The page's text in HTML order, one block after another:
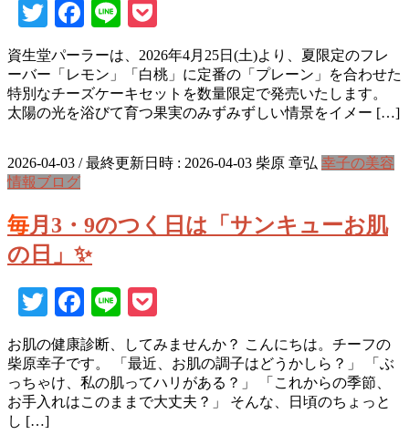
TwitterFacebook
Line
資生堂パーラーは、2026年4月25日(土)より、夏限定のフレ
ーバー「レモン」「白桃」に定番の「プレーン」を合わせた
特別なチーズケーキセットを数量限定で発売いたします。
太陽の光を浴びて育つ果実のみずみずしい情景をイメー […]
2026-04-03 / 最終更新日時 : 2026-04-03 柴原 章弘 幸子の美容
情報ブログ
毎月3・9のつく日は「サンキューお肌
の日」✨
TwitterFacebook
Line
お肌の健康診断、してみませんか？ こんにちは。チーフの
柴原幸子です。 「最近、お肌の調子はどうかしら？」 「ぶ
っちゃけ、私の肌ってハリがある？」 「これからの季節、
お手入れはこのままで大丈夫？」 そんな、日頃のちょっと
し […]